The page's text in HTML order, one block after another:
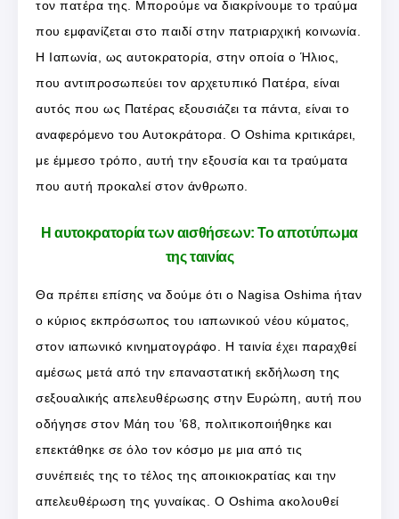
τον πατέρα της. Μπορούμε να διακρίνουμε το τραύμα
που εμφανίζεται στο παιδί στην πατριαρχική κοινωνία.
Η Ιαπωνία, ως αυτοκρατορία, στην οποία ο Ήλιος,
που αντιπροσωπεύει τον αρχετυπικό Πατέρα, είναι
αυτός που ως Πατέρας εξουσιάζει τα πάντα, είναι το
αναφερόμενο του Αυτοκράτορα. Ο Oshima κριτικάρει,
με έμμεσο τρόπο, αυτή την εξουσία και τα τραύματα
που αυτή προκαλεί στον άνθρωπο.
Η αυτοκρατορία των αισθήσεων: Το αποτύπωμα
της ταινίας
Θα πρέπει επίσης να δούμε ότι ο Nagisa Oshima ήταν
ο κύριος εκπρόσωπος του ιαπωνικού νέου κύματος,
στον ιαπωνικό κινηματογράφο. Η ταινία έχει παραχθεί
αμέσως μετά από την επαναστατική εκδήλωση της
σεξουαλικής απελευθέρωσης στην Ευρώπη, αυτή που
οδήγησε στον Μάη του ’68, πολιτικοποιήθηκε και
επεκτάθηκε σε όλο τον κόσμο με μια από τις
συνέπειές της το τέλος της αποικιοκρατίας και την
απελευθέρωση της γυναίκας. Ο Oshima ακολουθεί